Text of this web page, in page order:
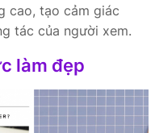
cao, tạo cảm giác
tác của người xem.
làm đẹp